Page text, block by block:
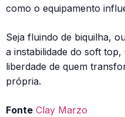
como o equipamento
Seja fluindo de biquilha,
a instabilidade do soft
liberdade de quem
própria.
Fonte Clay Marzo